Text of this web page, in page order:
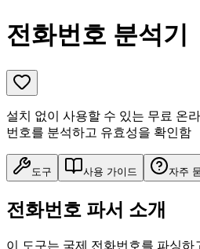
전화번호 분석기
설치 없이 사용할 수 있는 무료 온
번호를 분석하고 유효성을 확인함
도구 사용 가이드 자주
전화번호 파서 소개
이 도구는 국제 전화번호를 파싱하